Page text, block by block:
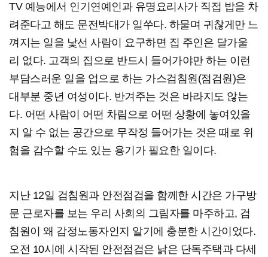
TV 예능에서 인기연예인과 유명요리사가 직접 밥을 차
려준다고 해도 문전박대가 일쑤다. 하물며 귀찮게만 느
껴지는 일을 낯선 사람이 요구하면 집 주인은 달가울
리 없다. 고객의 집으로 반드시 들어가야만 하는 이런
부담스러운 일을 업으로 하는 가스검침원(점검원)은
대부분 중년 여성이다. 반겨주는 것은 바라지도 않는
다. 어떤 사람이 어떤 차림으로 어떤 상황에 놓여있을
지 알 수 없는 공간으로 무작정 들어가는 것은 때로 위
험을 감수할 수도 있는 용기가 필요한 일이다.
지난 12일 검침원과 안전점검을 함께한 시간은 가구방
문 근로자를 보는 우리 사회의 그림자를 마주하고, 검
침원이 왜 감정노동자인지 알기에 충분한 시간이었다.
오전 10시에 시작된 안전점검은 낡은 단독주택과 다세